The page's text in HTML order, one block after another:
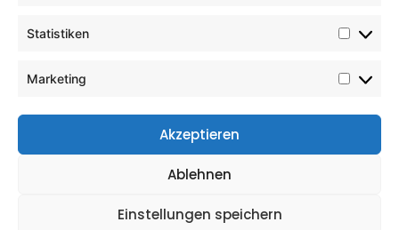
Statistiken
Marketing
Akzeptieren
Ablehnen
Einstellungen speichern
Apfelsaft „Naturtrüb“
Akazienhonig 0,5 kg